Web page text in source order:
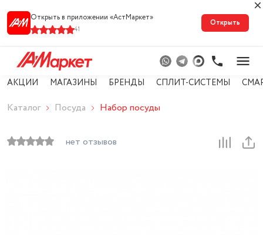
Открыть в приложении «АстМарке‪т‬»
41
Открыть
АКЦИИ МАГАЗИНЫ БРЕНДЫ СПЛИТ-СИСТЕМЫ
Каталог Посуда Набор посуды
нет отзывов